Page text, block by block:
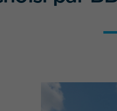
que facilitateur, IDEA intervient dans